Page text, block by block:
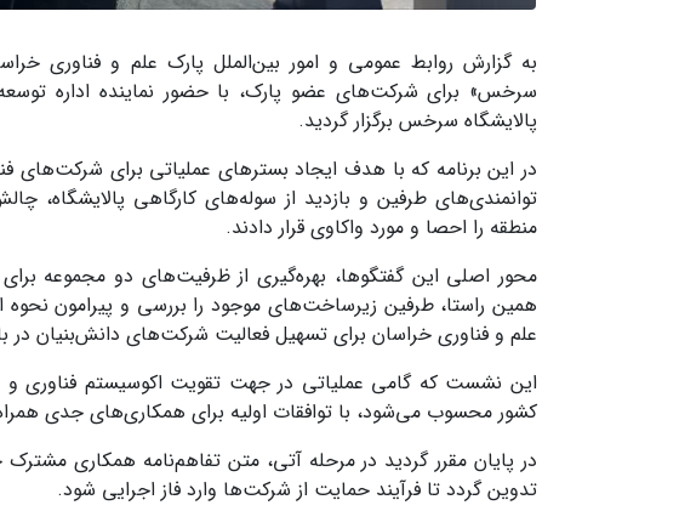
به گزارش روابط عمومی و امور بین‌الملل پارک علم و فناوری
سرخس» برای شرکت‌های عضو پارک، با حضور نماینده اداره
پالایشگاه سرخس برگزار گردید.
در این برنامه که با هدف ایجاد بسترهای عملیاتی برای شرکت‌های
توانمندی‌های طرفین و بازدید از سوله‌های کارگاهی
منطقه را احصا و مورد واکاوی قرار دادند.
همین راستا، طرفین زیرساخت‌های موجود را بررسی و پیرامون
علم و فناوری خراسان برای تسهیل فعالیت شرکت‌های دانش‌بنیان در
این نشست که گامی عملیاتی در جهت تقویت اکوسیستم فناوری
کشور محسوب می‌شود، با توافقات اولیه برای همکاری‌های جدی
در پایان مقرر گردید در مرحله آتی، متن تفاهم‌نامه همکاری
تدوین گردد تا فرآیند حمایت از شرکت‌ها وارد فاز اجرایی شود.